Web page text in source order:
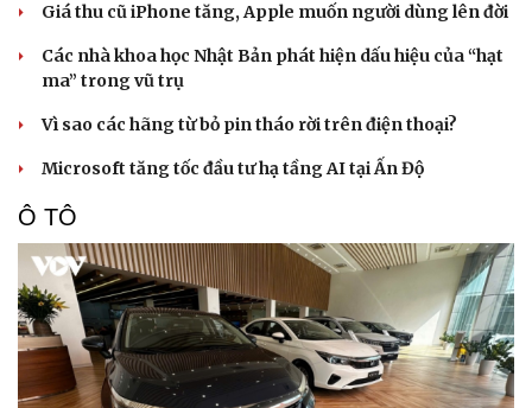
Giá thu cũ iPhone tăng, Apple muốn người dùng lên đời
Các nhà khoa học Nhật Bản phát hiện dấu hiệu của “hạt
ma” trong vũ trụ
Vì sao các hãng từ bỏ pin tháo rời trên điện thoại?
Microsoft tăng tốc đầu tư hạ tầng AI tại Ấn Độ
Ô TÔ